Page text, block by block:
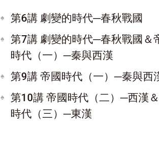
第6講 劇變的時代─春秋戰國
第7講 劇變的時代─春秋戰國＆
時代（一）─秦與西漢
第9講 帝國時代（一）─秦與西
第10講 帝國時代（二）─西漢
時代（三）─東漢